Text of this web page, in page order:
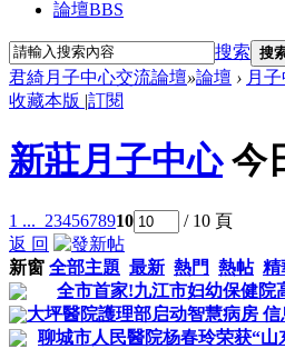
論壇BBS
搜索 搜
君綺月子中心交流論壇»論壇 › 月
收藏本版 |訂閱
新莊月子中心 今
1 ... 2345678910
/ 10 頁
返 回
新窗 全部主題 最新 熱門 熱帖 精
全市首家!九江市妇幼保健院
大坪醫院護理部启动智慧病房
聊城市人民醫院杨春玲荣获“